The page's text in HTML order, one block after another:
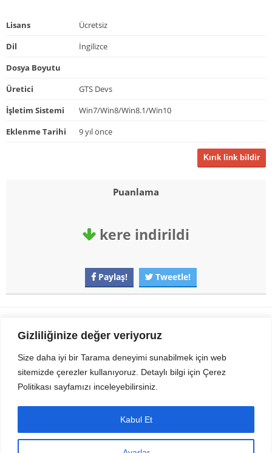
Gizliliğinize değer veriyoruz
Size daha iyi bir Tarama deneyimi sunabilmek için web
sitemizde çerezler kullanıyoruz. Detaylı bilgi için Çerez
Politikası sayfamızı inceleyebilirsiniz.
Kabul Et
Lisans
Ücretsiz
Dil
İngilizce
Dosya Boyutu
Üretici
GTS Devs
İşletim Sistemi
Win7/Win8/Win8.1/Win10
Eklenme Tarihi
9 yıl önce
Kırık link bildir
Puanlama
kere indirildi
Paylaş! Tweetle!
Gezi Seyahat indirvip apk
Sitemizden Son sürüm Program, Android Uygulama, Android Oyun, Apk
Dosyalarını indirip güvenle bilgisayar ve cep telefonlarınızda kullanabilirsiniz.